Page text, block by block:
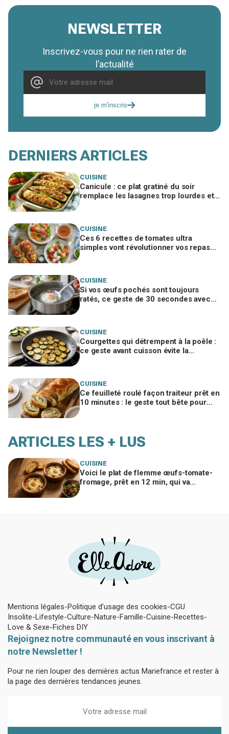
NEWSLETTER
Inscrivez-vous pour ne rien rater de
l’actualité
je m'inscris
DERNIERS ARTICLES
CUISINE
Canicule : ce plat gratiné du soir
remplace les lasagnes trop lourdes et
CUISINE
Ces 6 recettes de tomates ultra
simples vont révolutionner vos repas
CUISINE
Si vos œufs pochés sont toujours
ratés, ce geste de 30 secondes avec
CUISINE
Courgettes qui détrempent à la poêle :
ce geste avant cuisson évite la
CUISINE
Ce feuilleté roulé façon traiteur prêt en
10 minutes : le geste tout bête pour
ARTICLES LES + LUS
CUISINE
Voici le plat de flemme œufs-tomate-
fromage, prêt en 12 min, qui va
Mentions légales Politique d’usage des cookies CGU
Insolite Lifestyle Culture Nature Famille Cuisine Recettes
Love & Sexe Fiches DIY
Rejoignez notre communauté en vous inscrivant à
notre Newsletter !
Pour ne rien louper des dernières actus Mariefrance et rester à
la page des dernières tendances jeunes.